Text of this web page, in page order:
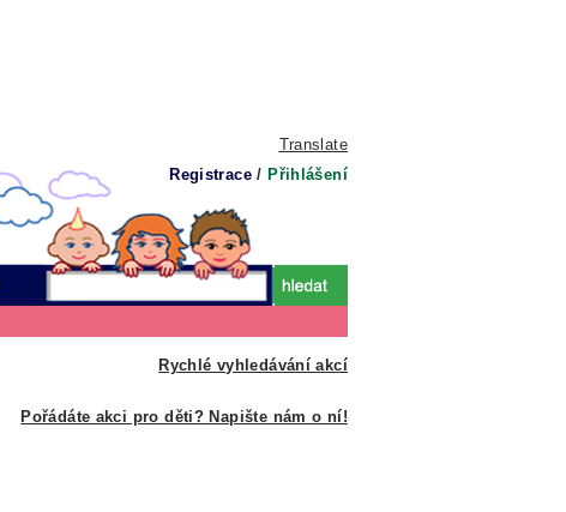
Translate
Registrace / Přihlášení
Rychlé vyhledávání akcí
Pořádáte akci pro děti? Napište nám o ní!